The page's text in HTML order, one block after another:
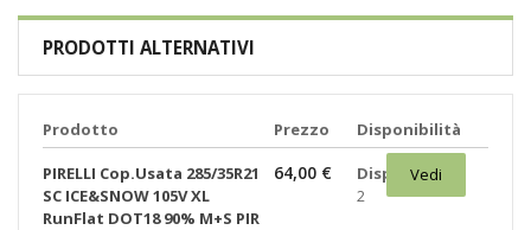
PRODOTTI ALTERNATIVI
Prodotto Prezzo Disponibilità
PIRELLI Cop.Usata 285/35R21
SC ICE&SNOW 105V XL
RunFlat DOT18 90% M+S PIR
64,00 €
Disponibili:
2
Vedi